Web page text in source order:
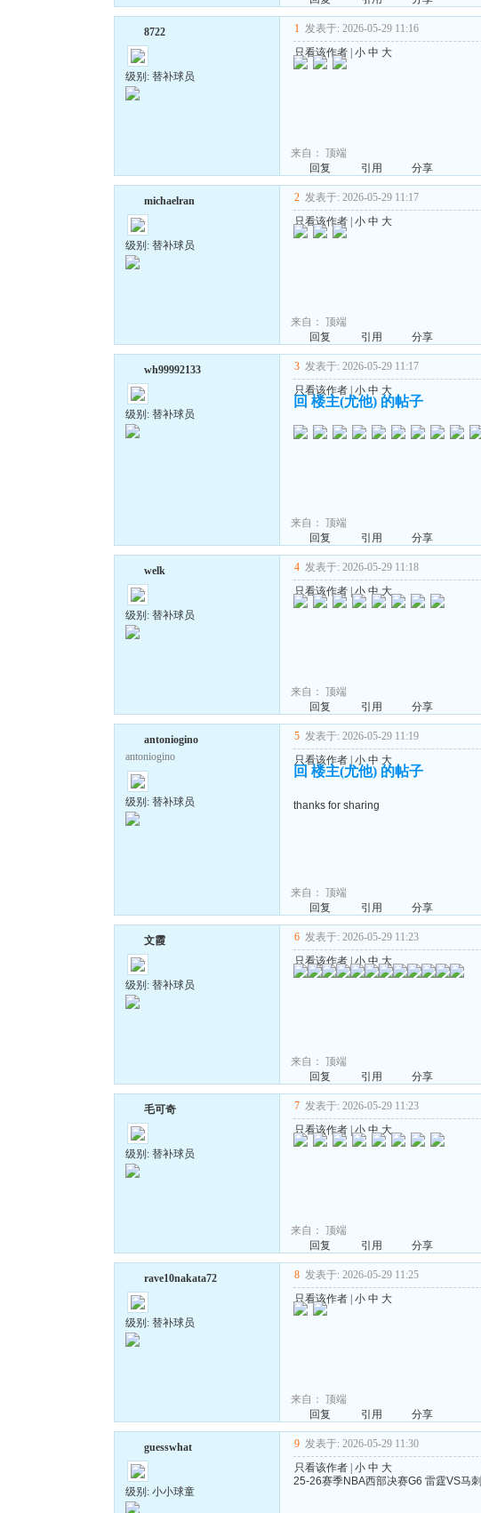
8722
级别: 替补球员
1 发表于: 2026-05-29 11:16
只看该作者| 小 中 大
来自： 顶端
回复
引用 分享
michaelran
级别: 替补球员
2 发表于: 2026-05-29 11:17
只看该作者| 小 中 大
来自： 顶端
回复
引用 分享
wh99992133
级别: 替补球员
3 发表于: 2026-05-29 11:17
只看该作者| 小 中 大
回 楼主(尤他) 的帖子
来自： 顶端
回复
引用 分享
welk
级别: 替补球员
4 发表于: 2026-05-29 11:18
只看该作者|小 中 大
来自： 顶端
回复
引用 分享
antoniogino
antoniogino
级别: 替补球员
5 发表于: 2026-05-29 11:19
只看该作者| 小 中 大
回 楼主(尤他) 的帖子
thanks for sharing
来自： 顶端
回复
引用 分享
文霞
级别: 替补球员
6 发表于: 2026-05-29 11:23
只看该作者|小 中 大
来自： 顶端
回复
引用 分享
毛可奇
级别: 替补球员
7 发表于: 2026-05-29 11:23
只看该作者|小 中 大
来自： 顶端
回复
引用 分享
rave10nakata72
级别: 替补球员
8 发表于: 2026-05-29 11:25
只看该作者| 小 中 大
来自： 顶端
回复
引用 分享
guesswhat
级别: 小小球童
9 发表于: 2026-05-29 11:30
只看该作者| 小 中 大
25-26赛季NBA西部决赛G6 雷霆VS马刺